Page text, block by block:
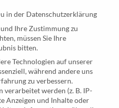
in der Datenschutzerklärung
Ihre Zustimmung zu
müssen Sie Ihre
bitten.
Technologien auf unserer
während andere uns
zu verbessern.
verarbeitet werden (z. B. IP-
Anzeigen und Inhalte oder